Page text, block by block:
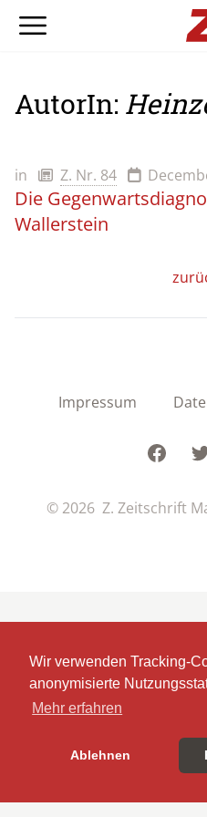
Wir verwenden Tracking-
anonymisierte
Mehr erfahren
Ablehnen
AutorIn:
in Z. Nr. 84
Die
Wallerstein
Impressum
© 2026 Z. Zeitschrift